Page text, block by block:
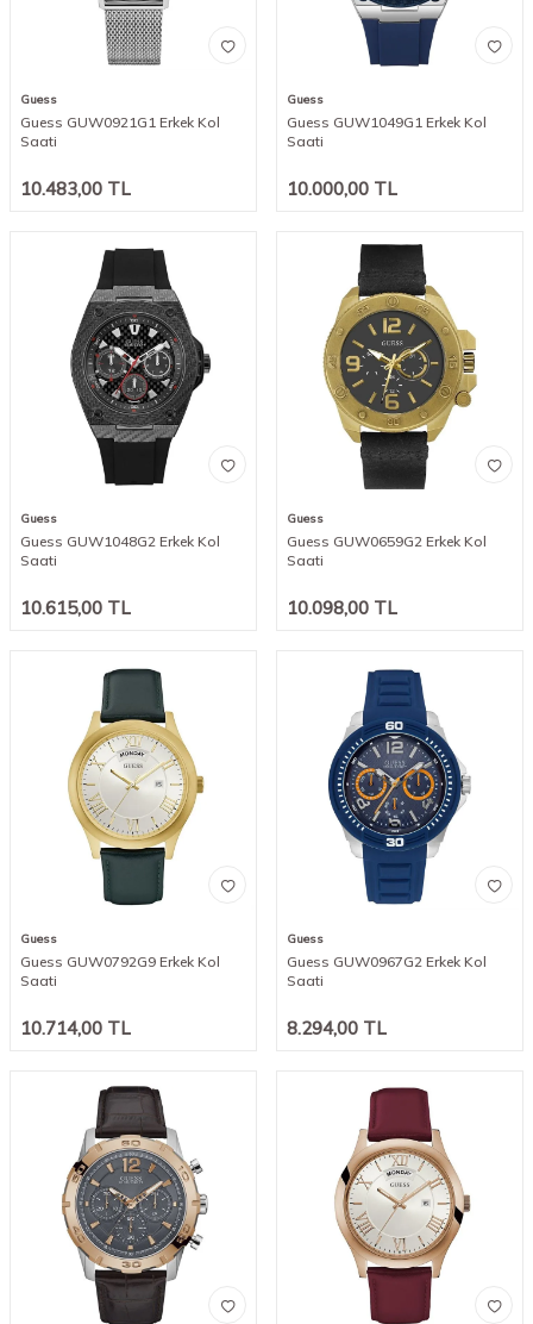
Guess
Guess GUW0921G1 Erkek Kol
Saati
10.483,00 TL
Guess
Guess GUW1049G1 Erkek Kol
Saati
10.000,00 TL
Guess
Guess GUW1048G2 Erkek Kol
Saati
10.615,00 TL
Guess
Guess GUW0659G2 Erkek Kol
Saati
10.098,00 TL
Guess
Guess GUW0792G9 Erkek Kol
Saati
10.714,00 TL
Guess
Guess GUW0967G2 Erkek Kol
Saati
8.294,00 TL